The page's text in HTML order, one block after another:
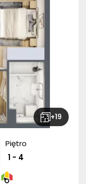
+19
Piętro
1 - 4